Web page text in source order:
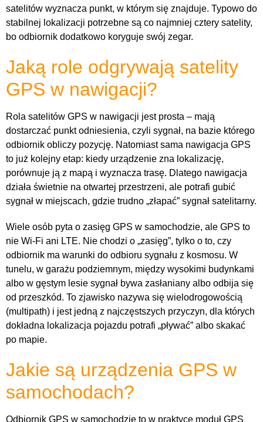
satelitów wyznacza punkt, w którym się znajduje. Typowo do
stabilnej lokalizacji potrzebne są co najmniej cztery satelity,
bo odbiornik dodatkowo koryguje swój zegar.
Jaką role odgrywają satelity
GPS w nawigacji?
Rola satelitów GPS w nawigacji jest prosta – mają
dostarczać punkt odniesienia, czyli sygnał, na bazie którego
odbiornik obliczy pozycję. Natomiast sama nawigacja GPS
to już kolejny etap: kiedy urządzenie zna lokalizację,
porównuje ją z mapą i wyznacza trasę. Dlatego nawigacja
działa świetnie na otwartej przestrzeni, ale potrafi gubić
sygnał w miejscach, gdzie trudno „złapać” sygnał satelitarny.
Wiele osób pyta o zasięg GPS w samochodzie, ale GPS to
nie Wi-Fi ani LTE. Nie chodzi o „zasięg”, tylko o to, czy
odbiornik ma warunki do odbioru sygnału z kosmosu. W
tunelu, w garażu podziemnym, między wysokimi budynkami
albo w gęstym lesie sygnał bywa zasłaniany albo odbija się
od przeszkód. To zjawisko nazywa się wielodrogowością
(multipath) i jest jedną z najczęstszych przyczyn, dla których
dokładna lokalizacja pojazdu potrafi „pływać” albo skakać
po mapie.
Jakie są urządzenia GPS w
samochodach?
Odbiornik GPS w samochodzie to w praktyce moduł GPS